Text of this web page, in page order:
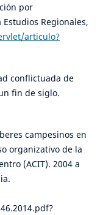
por
Regionales,
articulo?
conflictuada de
fin de siglo.
campesinos en
organizativo de la
(ACIT). 2004 a